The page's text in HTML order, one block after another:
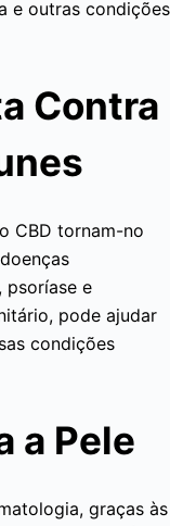
e outras condições
Contra
CBD tornam-no
psoríase e
pode ajudar
condições
a Pele
graças às